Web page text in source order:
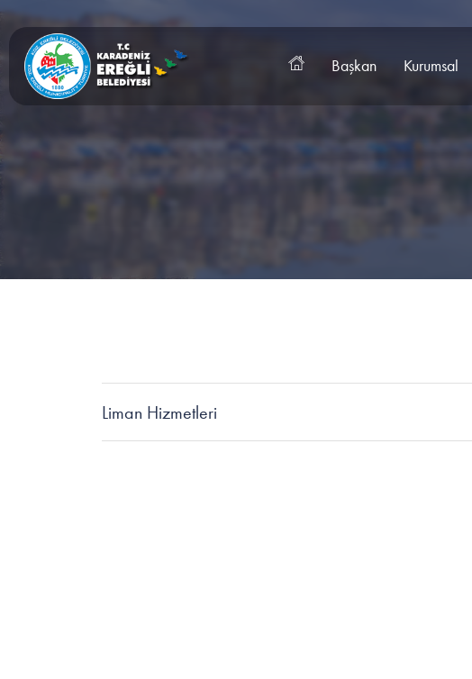
Başkan Kurumsal
Liman Hizmetleri